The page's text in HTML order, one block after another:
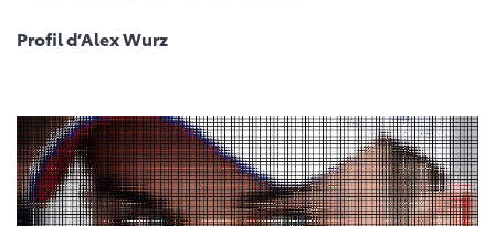
Profil d’Alex Wurz